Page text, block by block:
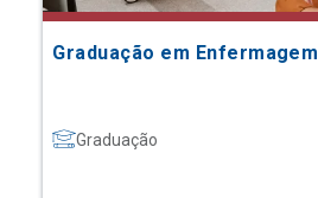
Graduação em Enfermagem
Graduação